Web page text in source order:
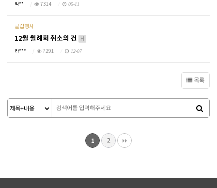
박** 7314 05-11
클럽행사
12월 월례회 취소의 건 H
라*** 7291 12-07
목록
1 2